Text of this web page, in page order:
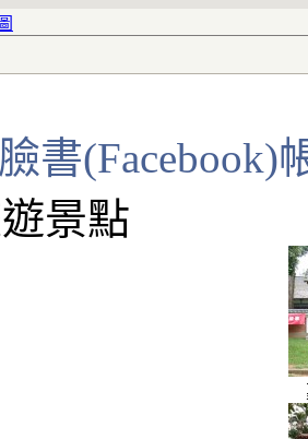
書
景點